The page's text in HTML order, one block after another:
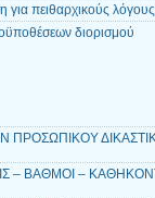
πειθαρχικούς λόγους
διορισμού
– ΒΑΘΜΟΙ –